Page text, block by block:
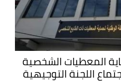
المعطيات الشخصية
اللجنة التوجيهية